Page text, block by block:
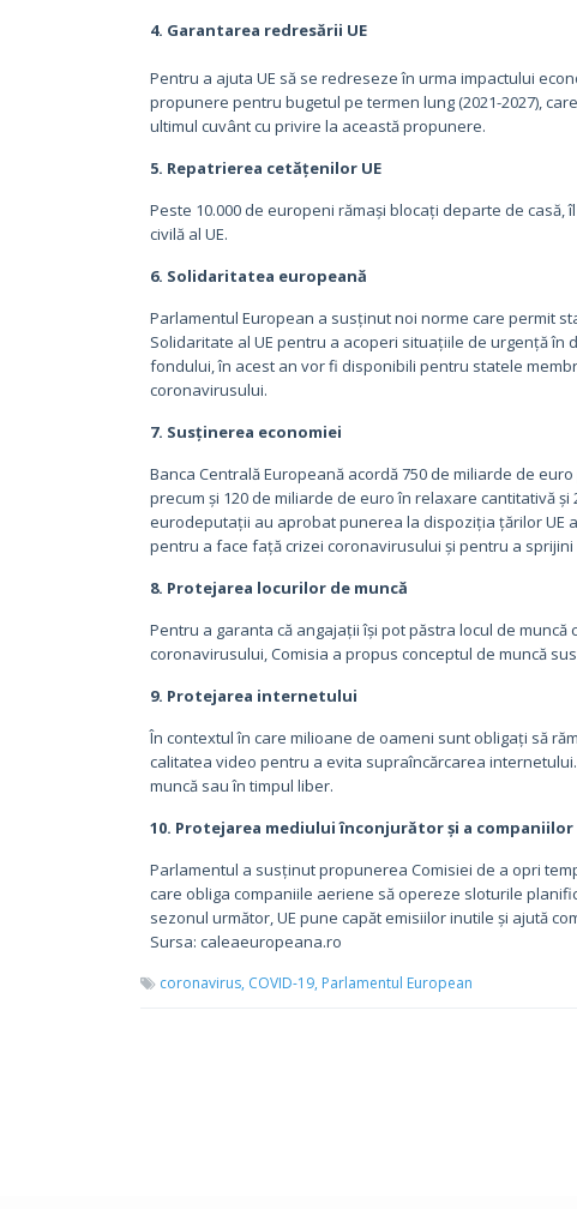
4. Garantarea redresării UE
Pentru a ajuta UE să se redreseze în urma impactului
propunere pentru bugetul pe termen lung (2021-2027),
ultimul cuvânt cu privire la această propunere.
5. Repatrierea cetățenilor UE
Peste 10.000 de europeni rămași blocați departe de
civilă al UE.
6. Solidaritatea europeană
Parlamentul European a susținut noi norme care permit
Solidaritate al UE pentru a acoperi situațiile de urgență
fondului, în acest an vor fi disponibili pentru statele
coronavirusului.
7. Susținerea economiei
Banca Centrală Europeană acordă 750 de miliarde de
precum și 120 de miliarde de euro în relaxare cantitativă
eurodeputații au aprobat punerea la dispoziția țărilor UE
pentru a face față crizei coronavirusului și pentru a
8. Protejarea locurilor de muncă
Pentru a garanta că angajații își pot păstra locul de
coronavirusului, Comisia a propus conceptul de muncă
9. Protejarea internetului
În contextul în care milioane de oameni sunt obligați să
calitatea video pentru a evita supraîncărcarea
muncă sau în timpul liber.
10. Protejarea mediului înconjurător și a companiilor
Parlamentul a susținut propunerea Comisiei de a opri
care obliga companiile aeriene să opereze sloturile
sezonul următor, UE pune capăt emisiilor inutile și ajută
Sursa: caleaeuropeana.ro
coronavirus, COVID-19, Parlamentul European